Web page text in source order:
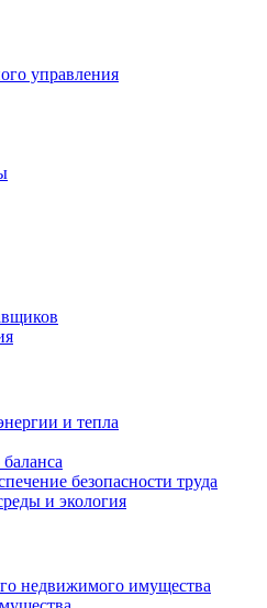
управления
и тепла
безопасности труда
и экология
недвижимого имущества